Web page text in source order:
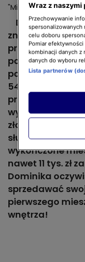
"Mieszkanie na
mieszkanie Dominiki
Dominika z
znalazła
projektantka
potencjał. Za
pokojowe
54 metrów
przeznaczyła
wyniosła ją 540
złotych za metr
słusznie
wykończone
nawet 11 tys. zł
Dominika
sprzedawać
pierwszego
wnętrza!
Wraz z naszymi
Przechowywanie
celu doboru
Pomiar
kombinacji danych z
danych do wyboru
Lista partnerów